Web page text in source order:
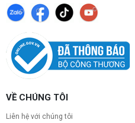
VỀ CHÚNG TÔI
Liên hệ với chúng tôi